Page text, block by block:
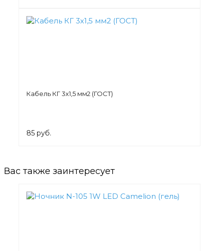
Кабель КГ 3х1,5 мм2 (ГОСТ)
85 руб.
Вас также заинтересует